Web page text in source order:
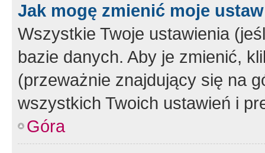
Jak mogę zmienić moje
Wszystkie Twoje ustawienia
bazie danych. Aby je zmienić,
(przeważnie znajdujący się na
wszystkich Twoich ustawień i
Góra